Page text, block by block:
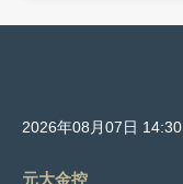
2026年08月07日 14:30
元大金控